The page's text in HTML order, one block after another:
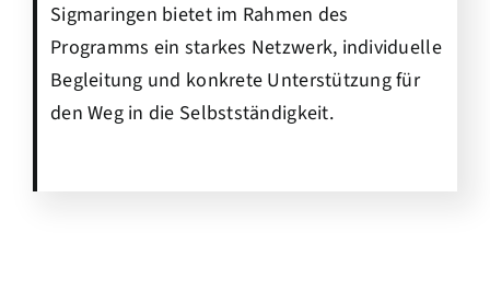
Sigmaringen bietet im Rahmen des
Programms ein starkes Netzwerk, individuelle
Begleitung und konkrete Unterstützung für
den Weg in die Selbstständigkeit.